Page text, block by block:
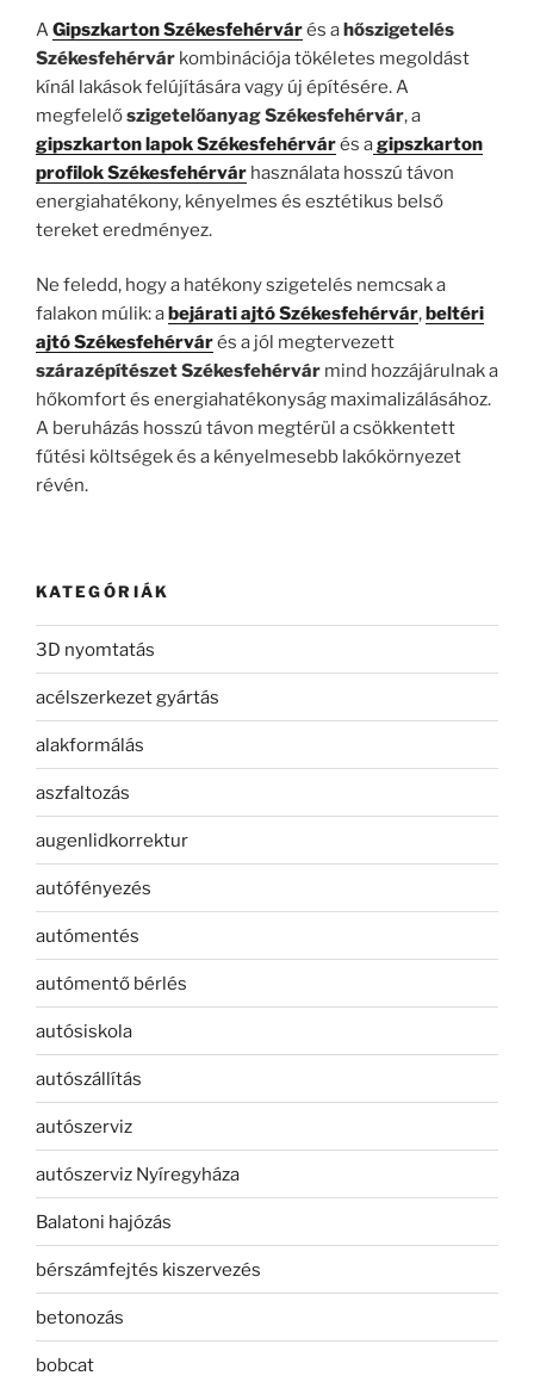
AGipszkarton Székesfehérvárés ahőszigetelés
Székesfehérvár kombinációja tökéletes megoldást
kínál lakások felújítására vagy új építésére. A
megfelelőszigetelőanyag Székesfehérvár, a
gipszkarton lapok Székesfehérvárés agipszkarton
profilok Székesfehérvár használata hosszú távon
energiahatékony, kényelmes és esztétikus belső
tereket eredményez.
Ne feledd, hogy a hatékony szigetelés nemcsak a
falakon múlik: a bejárati ajtó Székesfehérvár, beltéri
ajtó Székesfehérvárés a jól megtervezett
szárazépítészet Székesfehérvár mind hozzájárulnak a
hőkomfort és energiahatékonyság maximalizálásához.
A beruházás hosszú távon megtérül a csökkentett
fűtési költségek és a kényelmesebb lakókörnyezet
révén.
KATEGÓRIÁK
3D nyomtatás
acélszerkezet gyártás
alakformálás
aszfaltozás
augenlidkorrektur
autófényezés
autómentés
autómentő bérlés
autósiskola
autószállítás
autószerviz
autószerviz Nyíregyháza
Balatoni hajózás
bérszámfejtés kiszervezés
betonozás
bobcat